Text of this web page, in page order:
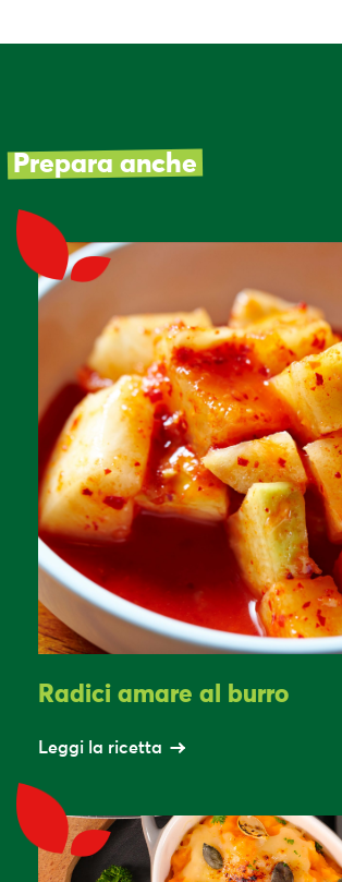
Prepara anche
Radici amare al burro
Leggi la ricetta